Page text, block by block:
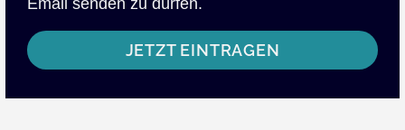
Email senden zu dürfen.
JETZT EINTRAGEN